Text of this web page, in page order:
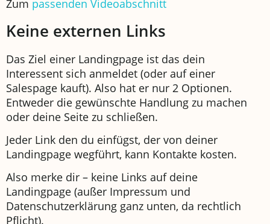
Zum passenden Videoabschnitt
Keine externen Links
Das Ziel einer Landingpage ist das dein
Interessent sich anmeldet (oder auf einer
Salespage kauft). Also hat er nur 2 Optionen.
Entweder die gewünschte Handlung zu machen
oder deine Seite zu schließen.
Jeder Link den du einfügst, der von deiner
Landingpage wegführt, kann Kontakte kosten.
Also merke dir – keine Links auf deine
Landingpage (außer Impressum und
Datenschutzerklärung ganz unten, da rechtlich
Pflicht).